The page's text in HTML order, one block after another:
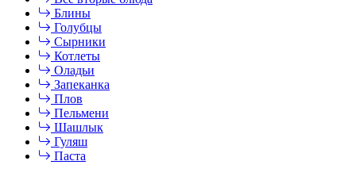
Блины
Голубцы
Сырники
Котлеты
Оладьи
Запеканка
Плов
Пельмени
Шашлык
Гуляш
Паста